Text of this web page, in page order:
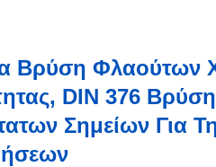
Βρύση Φλαούτων
DIN 376
Σημείων Για